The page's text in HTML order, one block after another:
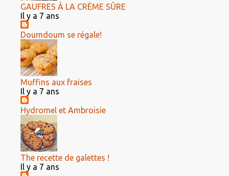
GAUFRES À LA CRÈME SÛRE
Il y a 7 ans
Doumdoum se régale!
Muffins aux fraises
Il y a 7 ans
Hydromel et Ambroisie
The recette de galettes !
Il y a 7 ans